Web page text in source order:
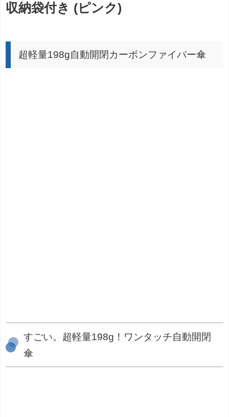
収納袋付き (ピンク)
超軽量198g自動開閉カーボンファイバー傘
すごい。超軽量198g！ワンタッチ自動開閉
傘